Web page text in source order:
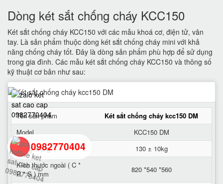
Dòng két sắt chống cháy KCC150
Két sắt chống cháy KCC150 với các mẫu khoá cơ, điện tử, vân
tay. Là sản phẩm thuộc dòng két sắt chống cháy mini với khả
năng chống cháy tốt. Đây là dòng sản phẩm phù hợp để sử dụng
trong gia đình. Các mẫu két sắt chống cháy KCC150 và thông số
kỹ thuật cơ bản như sau:
Tên sản phẩm
Két sắt chống cháy kcc150 DM
Model
KCC150 DM
Trọng lượng
130 ± 10kg
Kích thước ngoài ( C *
R * S ) mm
820 *540 *560
0982770404